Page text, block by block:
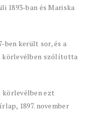
1893-ban és Mariska
ben került sor, és a
körlevélben szólította
körlevélben ezt
1897. november